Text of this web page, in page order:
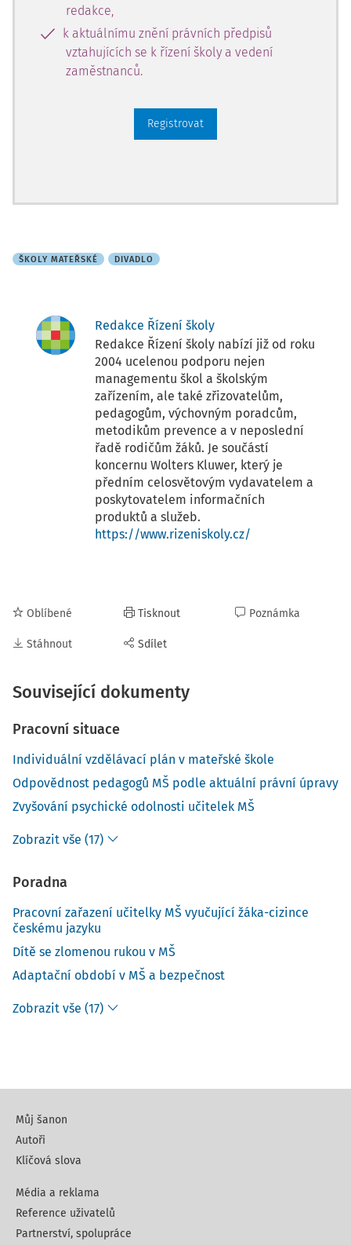
redakce,
k aktuálnímu znění právních předpisů
vztahujících se k řízení školy a vedení
zaměstnanců.
Registrovat
ŠKOLY MATEŘSKÉ DIVADLO
Redakce Řízení školy
Redakce Řízení školy nabízí již od roku
2004 ucelenou podporu nejen
managementu škol a školským
zařízením, ale také zřizovatelům,
pedagogům, výchovným poradcům,
metodikům prevence a v neposlední
řadě rodičům žáků. Je součástí
koncernu Wolters Kluwer, který je
předním celosvětovým vydavatelem a
poskytovatelem informačních
produktů a služeb.
https://www.rizeniskoly.cz/
Oblíbené
Stáhnout
Tisknout
Sdílet
Poznámka
Související dokumenty
Pracovní situace
Individuální vzdělávací plán v mateřské škole
Odpovědnost pedagogů MŠ podle aktuální právní úpravy
Zvyšování psychické odolnosti učitelek MŠ
Zobrazit vše (17)
Poradna
Pracovní zařazení učitelky MŠ vyučující žáka-cizince
českému jazyku
Dítě se zlomenou rukou v MŠ
Adaptační období v MŠ a bezpečnost
Zobrazit vše (17)
Můj šanon
Autoři
Klíčová slova
Média a reklama
Reference uživatelů
Partnerství, spolupráce